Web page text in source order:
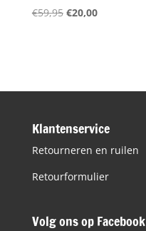
€59,95 Oorspronkelijke
€20,00Huidige
Klantenservice
Retourneren en ruilen
Retourformulier
Volg ons op Facebook